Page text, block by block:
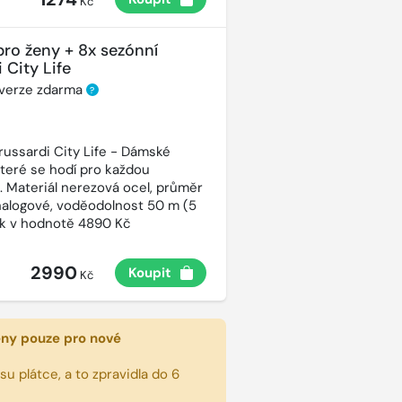
ženy + 8x sezónní
City Life
zdarma ?
City Life - Dámské
se hodí pro každou
Materiál nerezová ocel, průměr
voděodolnost 50 m (5
v hodnotě 4890 Kč
2990Kč Koupit
pouze pro nové
plátce, a to zpravidla do 6